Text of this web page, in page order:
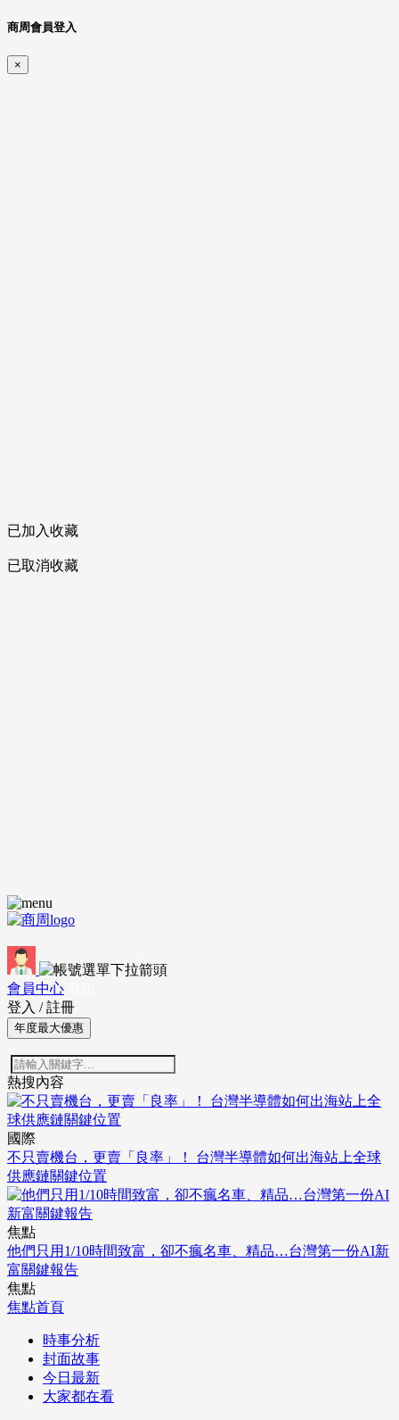
商周會員登入
×
已加入收藏
已取消收藏
會員中心
登入 / 註冊
年度最大優惠
熱搜內容
國際
不只賣機台，更賣「良率」！ 台灣半導體如何出海站上全球
供應鏈關鍵位置
焦點
他們只用1/10時間致富，卻不瘋名車、精品…台灣第一份AI新
富關鍵報告
焦點
焦點首頁
時事分析
封面故事
今日最新
大家都在看